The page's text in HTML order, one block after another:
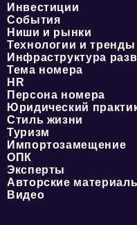
Инвестиции
События
Ниши и рынки
Технологии и тренды
Инфраструктура
Тема номера
HR
Персона номера
Юридический
Стиль жизни
Туризм
Импортозамещение
ОПК
Эксперты
Авторские
Видео